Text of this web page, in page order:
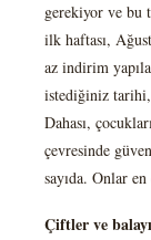
gerekiyor ve bu
ilk haftası,
az indirim
istediğiniz
Dahası,
çevresinde
sayıda. Onlar
Çiftler ve